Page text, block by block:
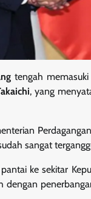
tengah memasuki
, yang
sangat
ke sekitar
dengan